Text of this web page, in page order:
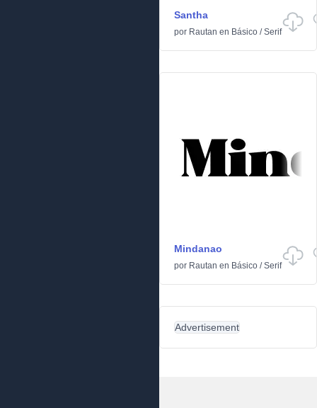
Santha
por Rautan en Básico /Serif
Mindanao
por Rautan en Básico /Serif
Advertisement